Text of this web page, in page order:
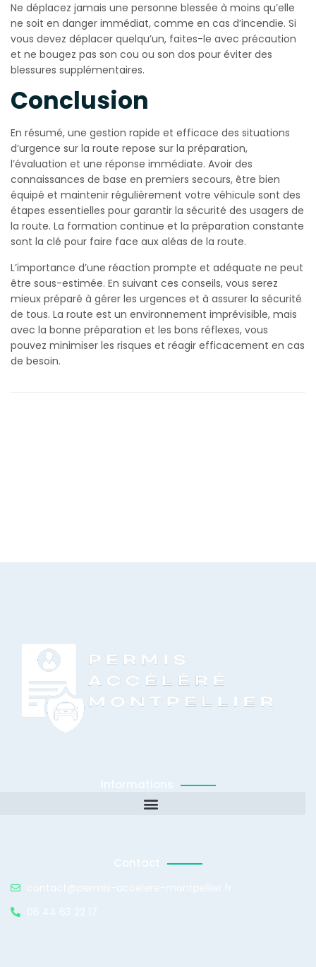
Ne déplacez jamais une personne blessée à moins qu’elle
ne soit en danger immédiat, comme en cas d’incendie. Si
vous devez déplacer quelqu’un, faites-le avec précaution
et ne bougez pas son cou ou son dos pour éviter des
blessures supplémentaires.
Conclusion
En résumé, une gestion rapide et efficace des situations
d’urgence sur la route repose sur la préparation,
l’évaluation et une réponse immédiate. Avoir des
connaissances de base en premiers secours, être bien
équipé et maintenir régulièrement votre véhicule sont des
étapes essentielles pour garantir la sécurité des usagers de
la route. La formation continue et la préparation constante
sont la clé pour faire face aux aléas de la route.
L’importance d’une réaction prompte et adéquate ne peut
être sous-estimée. En suivant ces conseils, vous serez
mieux préparé à gérer les urgences et à assurer la sécurité
de tous. La route est un environnement imprévisible, mais
avec la bonne préparation et les bons réflexes, vous
pouvez minimiser les risques et réagir efficacement en cas
de besoin.
Informations
Contact
contact@permis-accelere-montpellier.fr
06 44 63 22 17